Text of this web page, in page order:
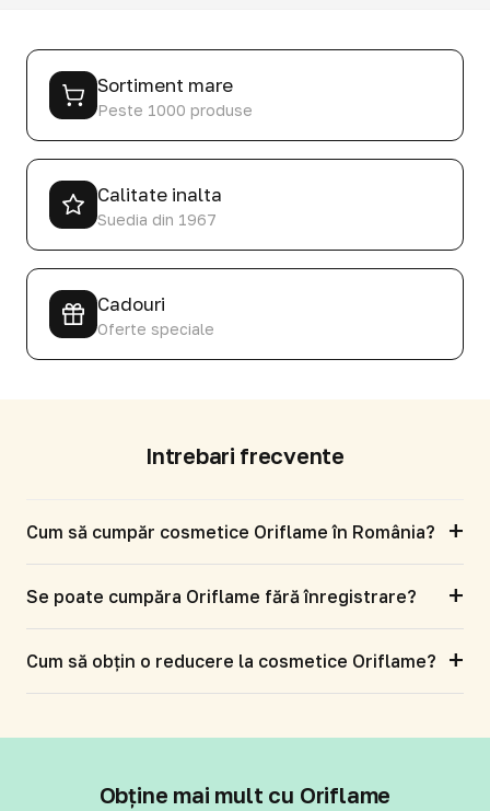
Sortiment mare
Peste 1000 produse
Calitate inalta
Suedia din 1967
Cadouri
Oferte speciale
Intrebari frecvente
Cum să cumpăr cosmetice Oriflame în România? +
Se poate cumpăra Oriflame fără înregistrare? +
Cum să obțin o reducere la cosmetice Oriflame? +
Obține mai mult cu Oriflame